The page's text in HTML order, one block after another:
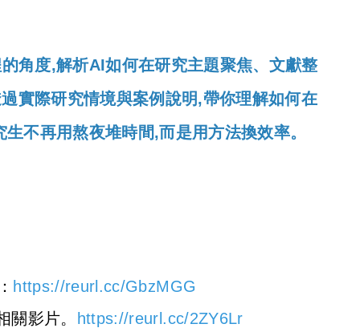
角度,解析AI如何在研究主題聚焦、文獻整
實際研究情境與案例說明,帶你理解如何在
不再用熬夜堆時間,而是用方法換效率。
https://reurl.cc/GbzMGG
影片。 https://reurl.cc/2ZY6Lr